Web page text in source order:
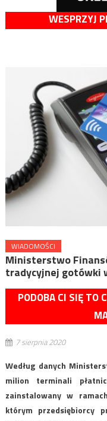
WESPRZYJ
WIADOMOŚCI
Ministerstwo
tradycyjnej gotówki
PODOBA CI SIĘ TO
7 sierpnia 2020
Według danych
milion terminali
zainstalowany w
którym przedsiębiorcy